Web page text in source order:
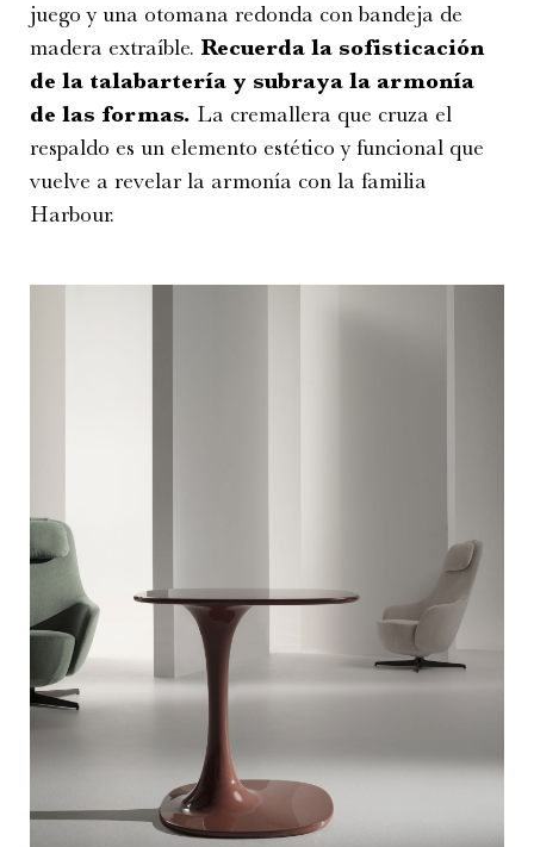
juego y una otomana redonda con bandeja de
madera extraíble. Recuerda la sofisticación
de la talabartería y subraya la armonía
de las formas. La cremallera que cruza el
respaldo es un elemento estético y funcional que
vuelve a revelar la armonía con la familia
Harbour.